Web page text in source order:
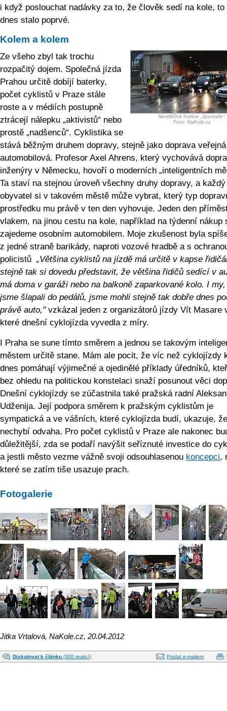
i když poslouchat nadávky za to, že člověk sedí na kole, to
dnes stalo poprvé.
Kolem a kolem
Nevděčná funkce „špuntaře“.
Foto: NaKole.cz
Ze všeho zbyl tak trochu
rozpačitý dojem. Společná jízda
Prahou určitě dobíjí baterky,
počet cyklistů v Praze stále
roste a v médiích postupně
ztrácejí nálepku „aktivistů“ nebo
prostě „nadšenců“. Cyklistika se
stává běžným druhem dopravy, stejně jako doprava
automobilová. Profesor Axel Ahrens, který vychovává
inženýry v Německu, hovoří o moderních „inteligentních
Ta staví na stejnou úroveň všechny druhy dopravy, a každý
obyvatel si v takovém městě může vybrat, který typ
prostředku mu právě v ten den vyhovuje. Jeden den
vlakem, na jinou cestu na kole, například na týdenní nákup
zajedeme osobním automobilem. Moje zkušenost byla
z jedné straně barikády, naproti vozové hradbě a s
policistů „Většina cyklistů na jízdě má určitě v kapse
stejně tak si dovedu představit, že většina řidičů sedící v
má doma v garáži nebo na balkoně zaparkované kolo. I
jsme šlapali do pedálů, jsme mohli stejně tak dobře dnes
právě auto,"vzkázal jeden z organizátorů jízdy Vít Masare
které dnešní cyklojízda vyvedla z míry.
I Praha se sune tímto směrem a jednou se takovým
městem určitě stane. Mám ale pocit, že víc než cyklojízdy
dnes pomáhají výjimečné a ojedinělé příklady úředníků,
bez ohledu na politickou konstelaci snaží posunout věci
Dnešní cyklojízdy se zúčastnila také pražská radní
Udženija. Její podpora směrem k pražským cyklistům je
sympatická a ve vášních, které cyklojízda budí, ukazuje,
nechybí odvaha. Pro počet cyklistů v Praze ale nakonec
důležitější, zda se podaří navýšit seříznuté investice do
a jestli město vezme vážně svoji odsouhlasenou koncepci,
které se zatím tiše usazuje prach.
Fotogalerie
Jitka Vrtalová, NaKole.cz, 20.04.2012
Diskutovat k článku (300 reakcí) Poslat e-mailem